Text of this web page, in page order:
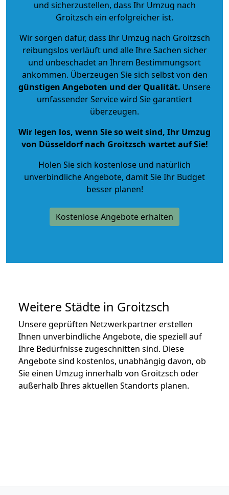
und sicherzustellen, dass Ihr Umzug nach
Groitzsch ein erfolgreicher ist.
Wir sorgen dafür, dass Ihr Umzug nach Groitzsch
reibungslos verläuft und alle Ihre Sachen sicher
und unbeschadet an Ihrem Bestimmungsort
ankommen. Überzeugen Sie sich selbst von den
günstigen Angeboten und der Qualität. Unsere
umfassender Service wird Sie garantiert
überzeugen.
Wir legen los, wenn Sie so weit sind, Ihr Umzug
von Düsseldorf nach Groitzsch wartet auf Sie!
Holen Sie sich kostenlose und natürlich
unverbindliche Angebote, damit Sie Ihr Budget
besser planen!
Kostenlose Angebote erhalten
Weitere Städte in Groitzsch
Unsere geprüften Netzwerkpartner erstellen
Ihnen unverbindliche Angebote, die speziell auf
Ihre Bedürfnisse zugeschnitten sind. Diese
Angebote sind kostenlos, unabhängig davon, ob
Sie einen Umzug innerhalb von Groitzsch oder
außerhalb Ihres aktuellen Standorts planen.